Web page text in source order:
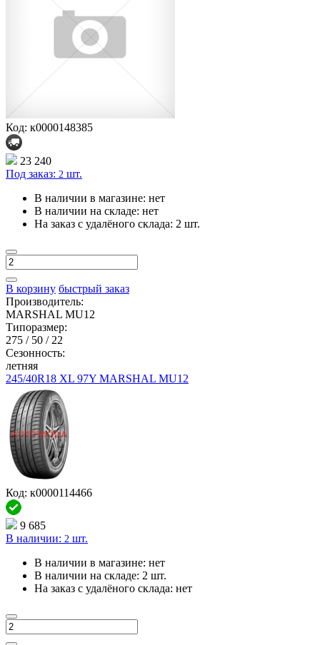
Код: к0000148385
23 240
Под заказ: 2 шт.
В наличии в магазине: нет
В наличии на складе: нет
На заказ с удалёного склада: 2 шт.
В корзину быстрый заказ
Производитель:
MARSHAL MU12
Типоразмер:
275 / 50 / 22
Сезонность:
летняя
245/40R18 XL 97Y MARSHAL MU12
Код: к0000114466
9 685
В наличии: 2 шт.
В наличии в магазине: нет
В наличии на складе: 2 шт.
На заказ с удалёного склада: нет